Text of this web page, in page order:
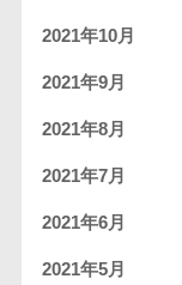
2021年10月
2021年9月
2021年8月
2021年7月
2021年6月
2021年5月